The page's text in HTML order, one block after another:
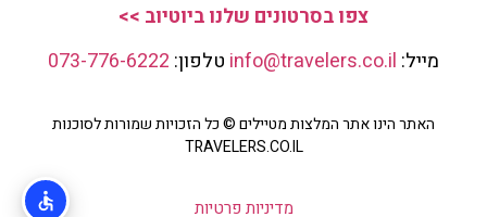
צפו בסרטונים שלנו ביוטיוב >>
מייל:
טלפון: 073-776-6222
האתר הינו אתר המלצות מטיילים © כל הזכויות שמורות לסוכנות
TRAVELERS.CO.IL
מדיניות פרטיות